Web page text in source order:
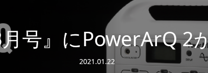
月号』にPowerArQ 2
2021.01.22